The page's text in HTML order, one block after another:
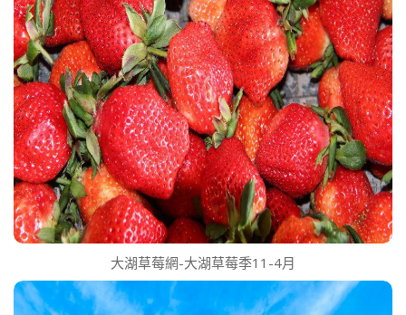
大湖草莓網-大湖草莓季11-4月